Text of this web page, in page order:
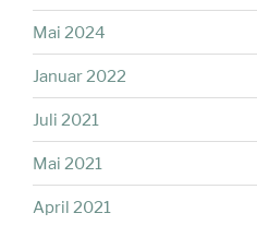
Mai 2024
Januar 2022
Juli 2021
Mai 2021
April 2021